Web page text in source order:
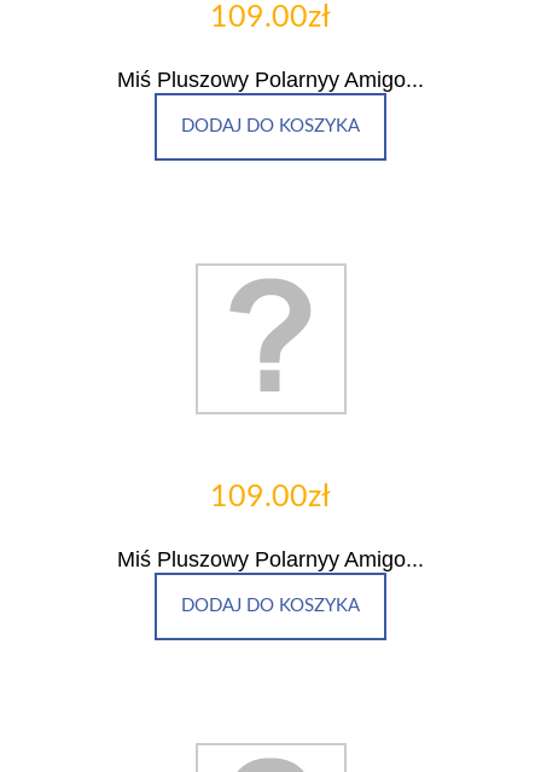
109.00zł
Miś Pluszowy Polarnyy Amigo...
DODAJ DO KOSZYKA
109.00zł
Miś Pluszowy Polarnyy Amigo...
DODAJ DO KOSZYKA